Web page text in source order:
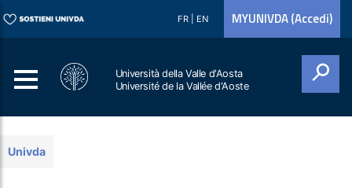
FR EN MYUNIVDA (Accedi)
Università della Valle d'Aosta
Université de la Vallée d'Aoste
Univda